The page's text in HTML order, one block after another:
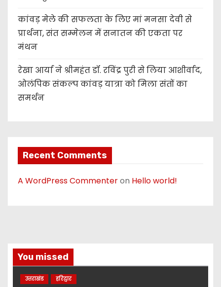
कांवड़ मेले की सफलता के लिए मां मनसा देवी से
प्रार्थना, संत सम्मेलन में सनातन की एकता पर
मंथन
रेखा आर्या ने श्रीमहंत डॉ. रविंद्र पुरी से लिया आशीर्वाद,
ओलंपिक संकल्प कांवड़ यात्रा को मिला संतों का
समर्थन
Recent Comments
A WordPress Commenteron Hello world!
You missed
उत्तराखंड हरिद्वार